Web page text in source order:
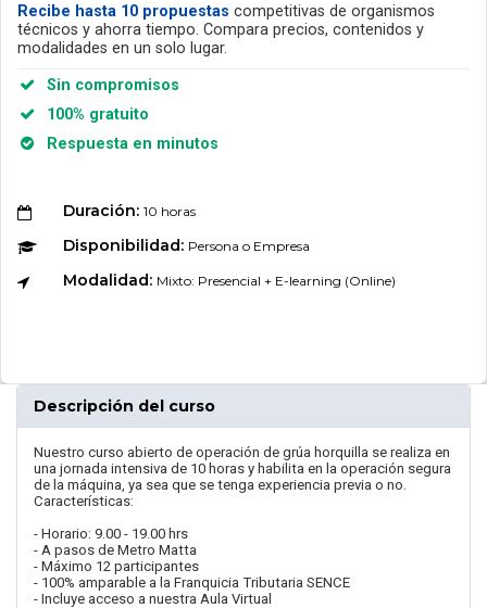
Recibe hasta 10 propuestas competitivas de organismos
técnicos y ahorra tiempo. Compara precios, contenidos y
modalidades en un solo lugar.
Sin compromisos
100% gratuito
Respuesta en minutos
Duración: 10 horas
Disponibilidad: Persona o Empresa
Modalidad: Mixto: Presencial + E-learning (Online)
Descripción del curso
Nuestro curso abierto de operación de grúa horquilla se realiza en
una jornada intensiva de 10 horas y habilita en la operación segura
de la máquina, ya sea que se tenga experiencia previa o no.
Características:
- Horario: 9.00 - 19.00 hrs
- A pasos de Metro Matta
- Máximo 12 participantes
- 100% amparable a la Franquicia Tributaria SENCE
- Incluye acceso a nuestra Aula Virtual